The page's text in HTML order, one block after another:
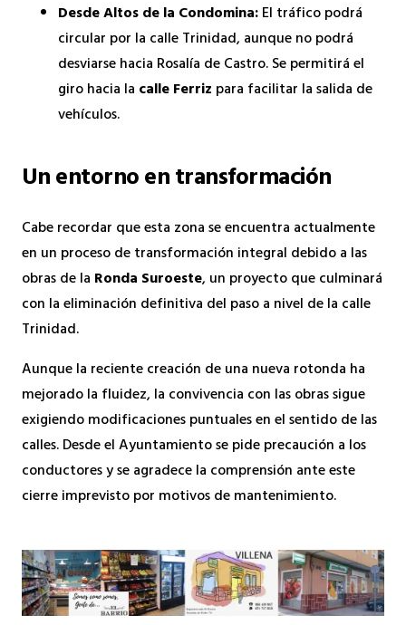
Desde Altos de la Condomina:El tráfico podrá
circular por la calle Trinidad, aunque no podrá
desviarse hacia Rosalía de Castro. Se permitirá el
giro hacia la calle Ferriz para facilitar la salida de
vehículos.
Un entorno en transformación
Cabe recordar que esta zona se encuentra actualmente
en un proceso de transformación integral debido a las
obras de la Ronda Suroeste, un proyecto que culminará
con la eliminación definitiva del paso a nivel de la calle
Trinidad.
Aunque la reciente creación de una nueva rotonda ha
mejorado la fluidez, la convivencia con las obras sigue
exigiendo modificaciones puntuales en el sentido de las
calles. Desde el Ayuntamiento se pide precaución a los
conductores y se agradece la comprensión ante este
cierre imprevisto por motivos de mantenimiento.